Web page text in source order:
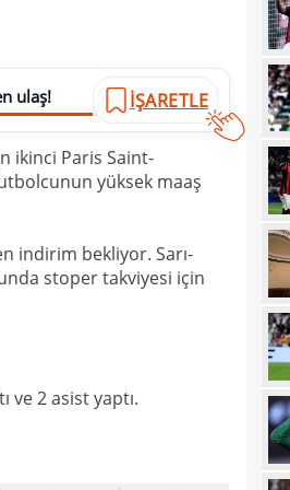
ulaş! İŞARETLE
ikinci Paris Saint-
yüksek maaş
indirim bekliyor. Sarı-
stoper takviyesi için
ve 2 asist yaptı.
hiç
çıktı